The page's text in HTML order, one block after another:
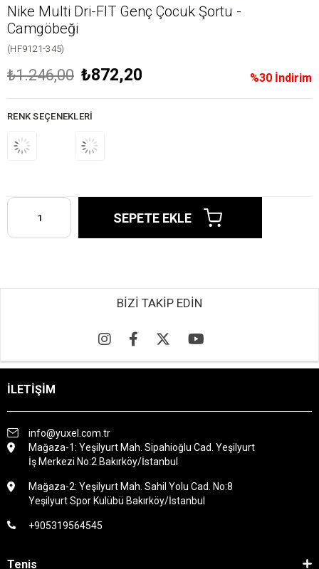
Nike Multi Dri-FIT Genç Çocuk Şortu -
Camgöbeği
(HF9121-345)
%30 İndirim
₺1.246,00 ₺872,20
RENK SEÇENEKLERI
BİZİ TAKİP EDİN
İLETİŞİM
info@yuxel.com.tr
Mağaza-1: Yeşilyurt Mah. Sipahioğlu Cad. Yeşilyurt
İş Merkezi No:2 Bakırköy/İstanbul
Mağaza-2: Yeşilyurt Mah. Sahil Yolu Cad. No:8
Yeşilyurt Spor Kulübü Bakırköy/İstanbul
+905319564545
Tenis